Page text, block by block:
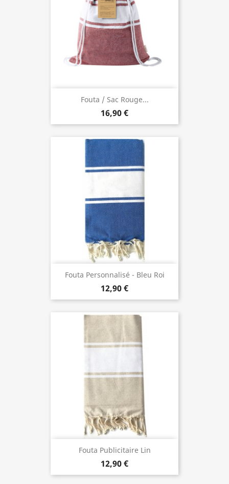
Fouta / Sac Rouge...
16,90 €
Fouta Personnalisé - Bleu Roi
12,90 €
Fouta Publicitaire Lin
12,90 €